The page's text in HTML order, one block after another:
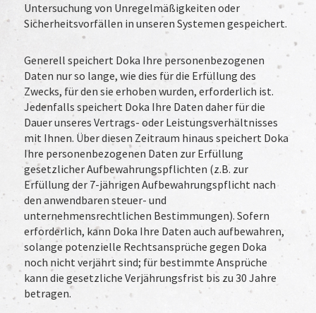
Untersuchung von Unregelmäßigkeiten oder
Sicherheitsvorfällen in unseren Systemen gespeichert.
Generell speichert Doka Ihre personenbezogenen
Daten nur so lange, wie dies für die Erfüllung des
Zwecks, für den sie erhoben wurden, erforderlich ist.
Jedenfalls speichert Doka Ihre Daten daher für die
Dauer unseres Vertrags- oder Leistungsverhältnisses
mit Ihnen. Über diesen Zeitraum hinaus speichert Doka
Ihre personenbezogenen Daten zur Erfüllung
gesetzlicher Aufbewahrungspflichten (z.B. zur
Erfüllung der 7-jährigen Aufbewahrungspflicht nach
den anwendbaren steuer- und
unternehmensrechtlichen Bestimmungen). Sofern
erforderlich, kann Doka Ihre Daten auch aufbewahren,
solange potenzielle Rechtsansprüche gegen Doka
noch nicht verjährt sind; für bestimmte Ansprüche
kann die gesetzliche Verjährungsfrist bis zu 30 Jahre
betragen.